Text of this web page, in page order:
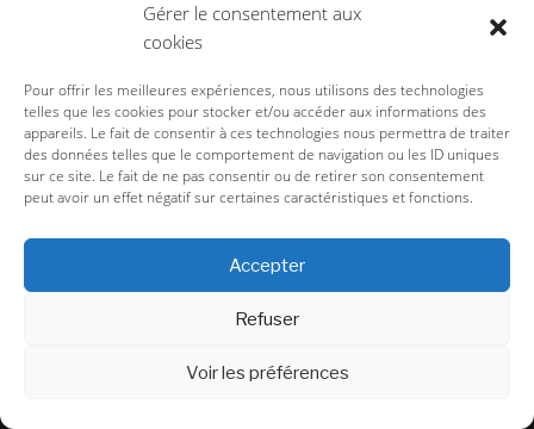
Gérer le consentement aux
cookies
Pour offrir les meilleures expériences, nous utilisons des technologies
telles que les cookies pour stocker et/ou accéder aux informations des
appareils. Le fait de consentir à ces technologies nous permettra de traiter
des données telles que le comportement de navigation ou les ID uniques
sur ce site. Le fait de ne pas consentir ou de retirer son consentement
peut avoir un effet négatif sur certaines caractéristiques et fonctions.
Accepter
Refuser
Voir les préférences